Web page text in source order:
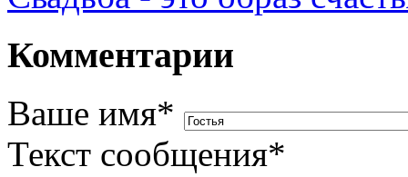
Комментарии
Ваше имя*
Текст сообщения*